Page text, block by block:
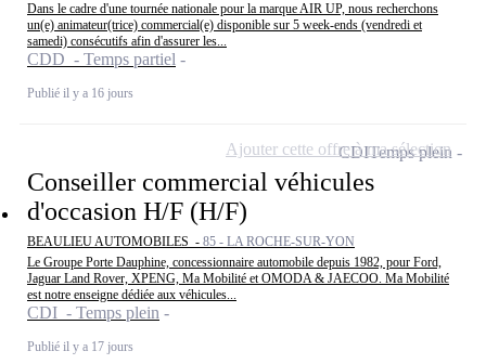
Dans le cadre d'une tournée nationale pour la marque AIR UP, nous recherchons
un(e) animateur(trice) commercial(e) disponible sur 5 week-ends (vendredi et
samedi) consécutifs afin d'assurer les...
CDD - Temps partiel
Publié il y a 16 jours
Conseiller commercial véhicules
d'occasion H/F (H/F)
BEAULIEU AUTOMOBILES - 85 - LA ROCHE-SUR-YON
Le Groupe Porte Dauphine, concessionnaire automobile depuis 1982, pour Ford,
Jaguar Land Rover, XPENG, Ma Mobilité et OMODA & JAECOO. Ma Mobilité
est notre enseigne dédiée aux véhicules...
CDI - Temps plein
Publié il y a 17 jours
CDITemps plein
Ajouter cette offre à ma sélection